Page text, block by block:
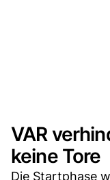
VAR
keine Tore
Die Startphase